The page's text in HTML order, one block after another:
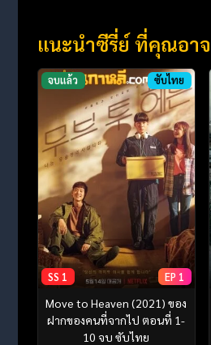
แนะนำซีรี่ย์ ที่คุณอา
จบแล้ว ซับไทย
SS 1 EP 1
Move to Heaven (2021) ของ
ฝากของคนที่จากไป ตอนที่ 1-
10 จบ ซับไทย